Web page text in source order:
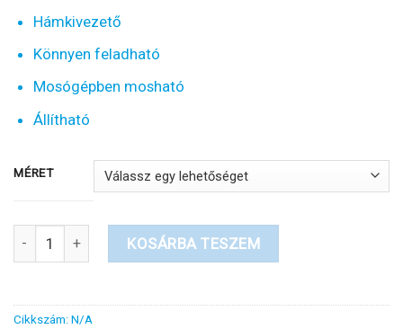
Hámkivezető
Könnyen feladható
Mosógépben mosható
Állítható
MÉRET
Kutya esőkabát mellény állítható méretű kislány kutyáknak
KOSÁRBA TESZEM
Cikkszám: N/A